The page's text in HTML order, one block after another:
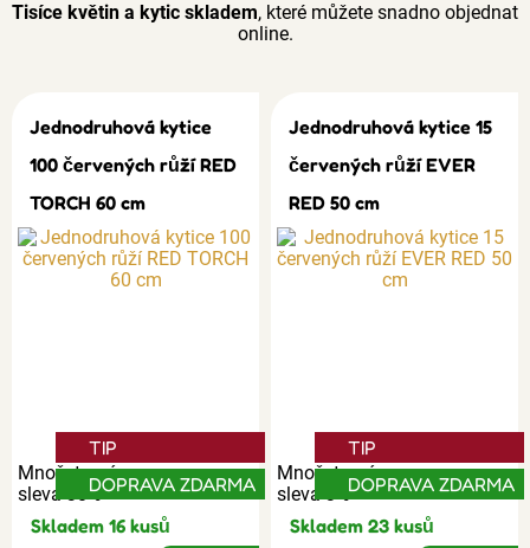
Tisíce květin a kytic skladem, které můžete snadno objednat
online.
Jednodruhová kytice
100 červených růží RED
TORCH 60 cm
Množstevní
sleva 30%
TIP
DOPRAVA ZDARMA
Skladem 16 kusů
Jednodruhová kytice 15
červených růží EVER
RED 50 cm
Množstevní
sleva 3%
TIP
DOPRAVA ZDARMA
Skladem 23 kusů